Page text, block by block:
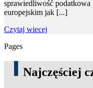
sprawiedliwość podatkowa
europejskim jak [...]
Czytaj wiecej
Pages
Najczęściej